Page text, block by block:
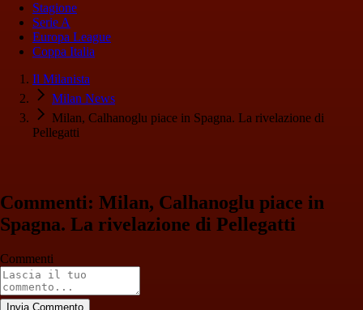
Stagione
Serie A
Europa League
Coppa Italia
Il Milanista
Milan News
Milan, Calhanoglu piace in Spagna. La rivelazione di
Pellegatti
Commenti: Milan, Calhanoglu piace in
Spagna. La rivelazione di Pellegatti
Commenti
Invia Commento